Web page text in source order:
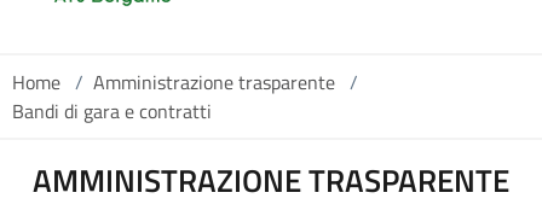
Home / Amministrazione trasparente /
Bandi di gara e contratti
AMMINISTRAZIONE TRASPARENTE